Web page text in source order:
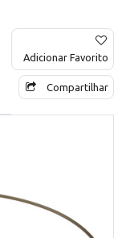
Adicionar Favorito
Compartilhar